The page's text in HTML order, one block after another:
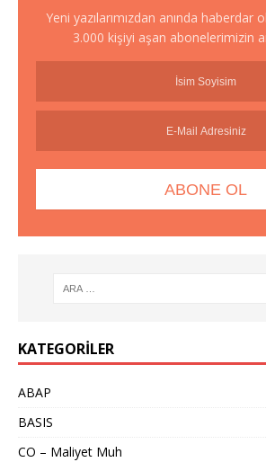
Yeni yazılarımızdan anında haberdar
3.000 kişiyi aşan abonelerimizin
KATEGORILER
ABAP
BASIS
CO – Maliyet Muh